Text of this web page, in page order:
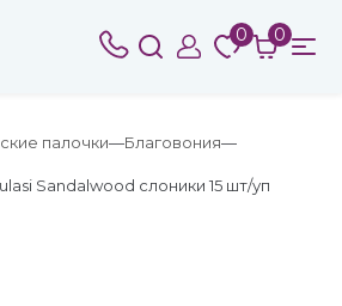
0 0
палочки
Благовония
Sandalwood слоники 15 шт/уп